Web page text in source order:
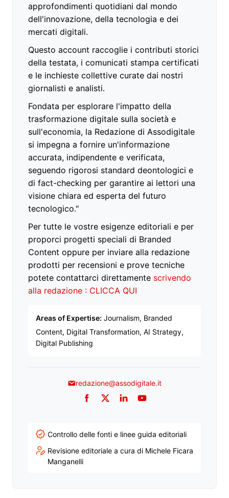
approfondimenti quotidiani dal mondo
dell'innovazione, della tecnologia e dei
mercati digitali.
Questo account raccoglie i contributi storici
della testata, i comunicati stampa certificati
e le inchieste collettive curate dai nostri
giornalisti e analisti.
Fondata per esplorare l'impatto della
trasformazione digitale sulla società e
sull'economia, la Redazione di Assodigitale
si impegna a fornire un'informazione
accurata, indipendente e verificata,
seguendo rigorosi standard deontologici e
di fact-checking per garantire ai lettori una
visione chiara ed esperta del futuro
tecnologico."
Per tutte le vostre esigenze editoriali e per
proporci progetti speciali di Branded
Content oppure per inviare alla redazione
prodotti per recensioni e prove tecniche
potete contattarci direttamente scrivendo
alla redazione : CLICCA QUI
Areas of Expertise: Journalism, Branded
Content, Digital Transformation, AI Strategy,
Digital Publishing
redazione@assodigitale.it
Facebook
TwitterLinkedInYouTube
Controllo delle fonti e linee guida editoriali
Revisione editoriale a cura di Michele Ficara
Manganelli